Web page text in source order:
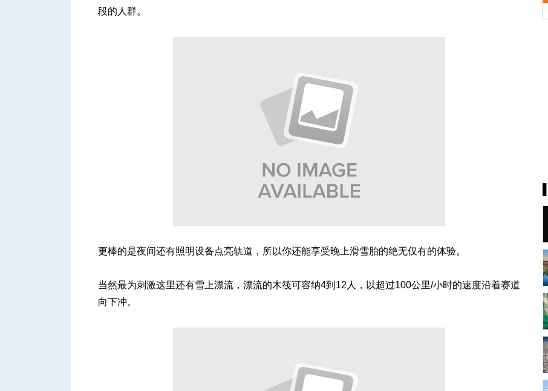
段的人群。
更棒的是夜间还有照明设备点亮轨道，所以你还能享受晚上滑雪胎的绝无仅有的体验。
当然最为刺激这里还有雪上漂流，漂流的木筏可容纳4到12人，以超过100公里/小时的速度沿着赛道
向下冲。